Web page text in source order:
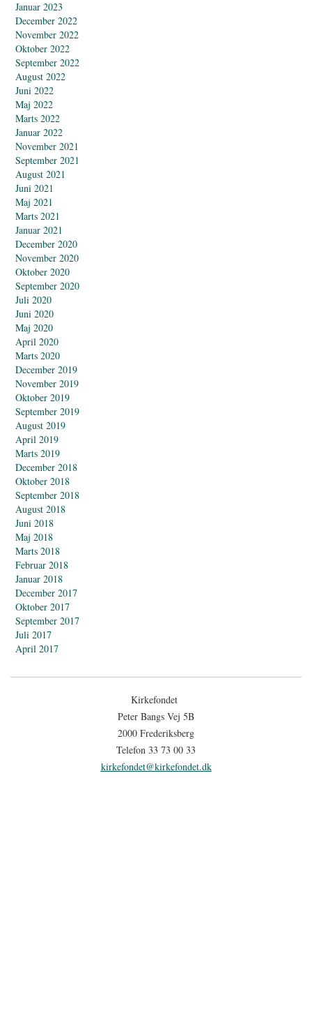
Januar 2023
December 2022
November 2022
Oktober 2022
September 2022
August 2022
Juni 2022
Maj 2022
Marts 2022
Januar 2022
November 2021
September 2021
August 2021
Juni 2021
Maj 2021
Marts 2021
Januar 2021
December 2020
November 2020
Oktober 2020
September 2020
Juli 2020
Juni 2020
Maj 2020
April 2020
Marts 2020
December 2019
November 2019
Oktober 2019
September 2019
August 2019
April 2019
Marts 2019
December 2018
Oktober 2018
September 2018
August 2018
Juni 2018
Maj 2018
Marts 2018
Februar 2018
Januar 2018
December 2017
Oktober 2017
September 2017
Juli 2017
April 2017
Kirkefondet
Peter Bangs Vej 5B
2000 Frederiksberg
Telefon 33 73 00 33
kirkefondet@kirkefondet.dk